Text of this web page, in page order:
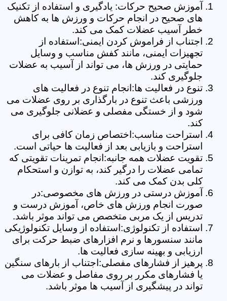
آموزش صحیح حرکات: یادگیری و استفاده از تکنیک
های صحیح در انجام حرکات و ورزش ها به کاهش
خطر آسیب عضلات کمک می کند.
اجتناب از فراموش کردن ایمنی:استفاده از
تجهیزات ایمنی، مانند کفش مناسب و وسایل
حمایتی در ورزش ها، می تواند از آسیب به عضلات
جلوگیری کند.
تنوع در فعالیت ها:انجام تنوع در فعالیت های
ورزشی باعث تنوع در بارگذاری بر روی عضلات می
شود و از خستگی مفصلی و عضلانی جلوگیری می
کند.
استراحت مناسب:اختصاص زمان کافی برای
استراحت و بازیابی بعد از فعالیت ها حیاتی است.
تقویت عضلات همه جانبه:انجام تمرینات تقویتی که
تمامی عضلات را درگیر کند، به توازن و استحکام
کلی بدن کمک می کند.
آموزش درستی در ورزش های مخصوصی:در
صورت انجام ورزش های خاص، آموزش درست و
تدریس از یک مربی متخصص می تواند موثر باشد.
استفاده از تکنولوژی:استفاده از وسایل تکنولوژیکی
مانند سنسورها و نرم افزارهای ضبط حرکت برای
ارزیابی و بهینه سازی فعالیت ها.
پرهیز از فشارهای مفصلی:اجتناب از بارهای سنگین
یا فشارهای مکرر بر روی مفاصل و عضلات می
تواند در پیشگیری از آسیب ها موثر باشد.